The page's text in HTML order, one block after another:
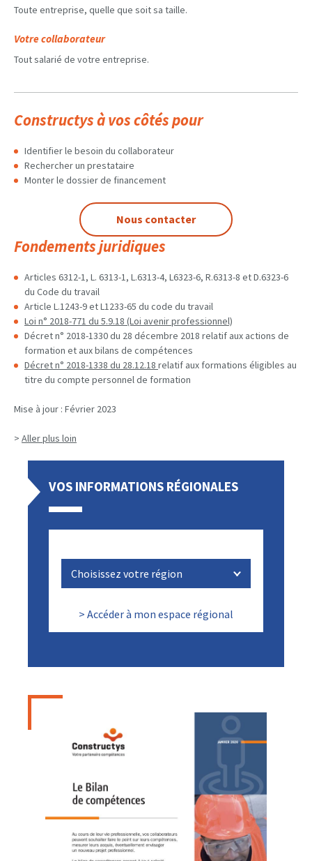
Toute entreprise, quelle que soit sa taille.
Votre collaborateur
Tout salarié de votre entreprise.
Constructys à vos côtés pour
Identifier le besoin du collaborateur
Rechercher un prestataire
Monter le dossier de financement
Nous contacter
Fondements juridiques
Articles 6312-1, L. 6313-1, L.6313-4, L6323-6, R.6313-8 et D.6323-6
du Code du travail
Article L.1243-9 et L1233-65 du code du travail
Loi n° 2018-771 du 5.9.18 (Loi avenir professionnel)
Décret n° 2018-1330 du 28 décembre 2018 relatif aux actions de
formation et aux bilans de compétences
Décret n° 2018-1338 du 28.12.18 relatif aux formations éligibles au
titre du compte personnel de formation
Mise à jour : Février 2023
> Aller plus loin
VOS INFORMATIONS RÉGIONALES
> Accéder à mon espace régional